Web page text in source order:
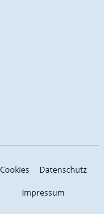
Cookies Datenschutz
Impressum